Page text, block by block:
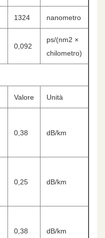
1324 nanometro
0,092
ps/(nm2 ×
chilometro)
Valore Unità
0,38 dB/km
0,25 dB/km
0,38 dB/km